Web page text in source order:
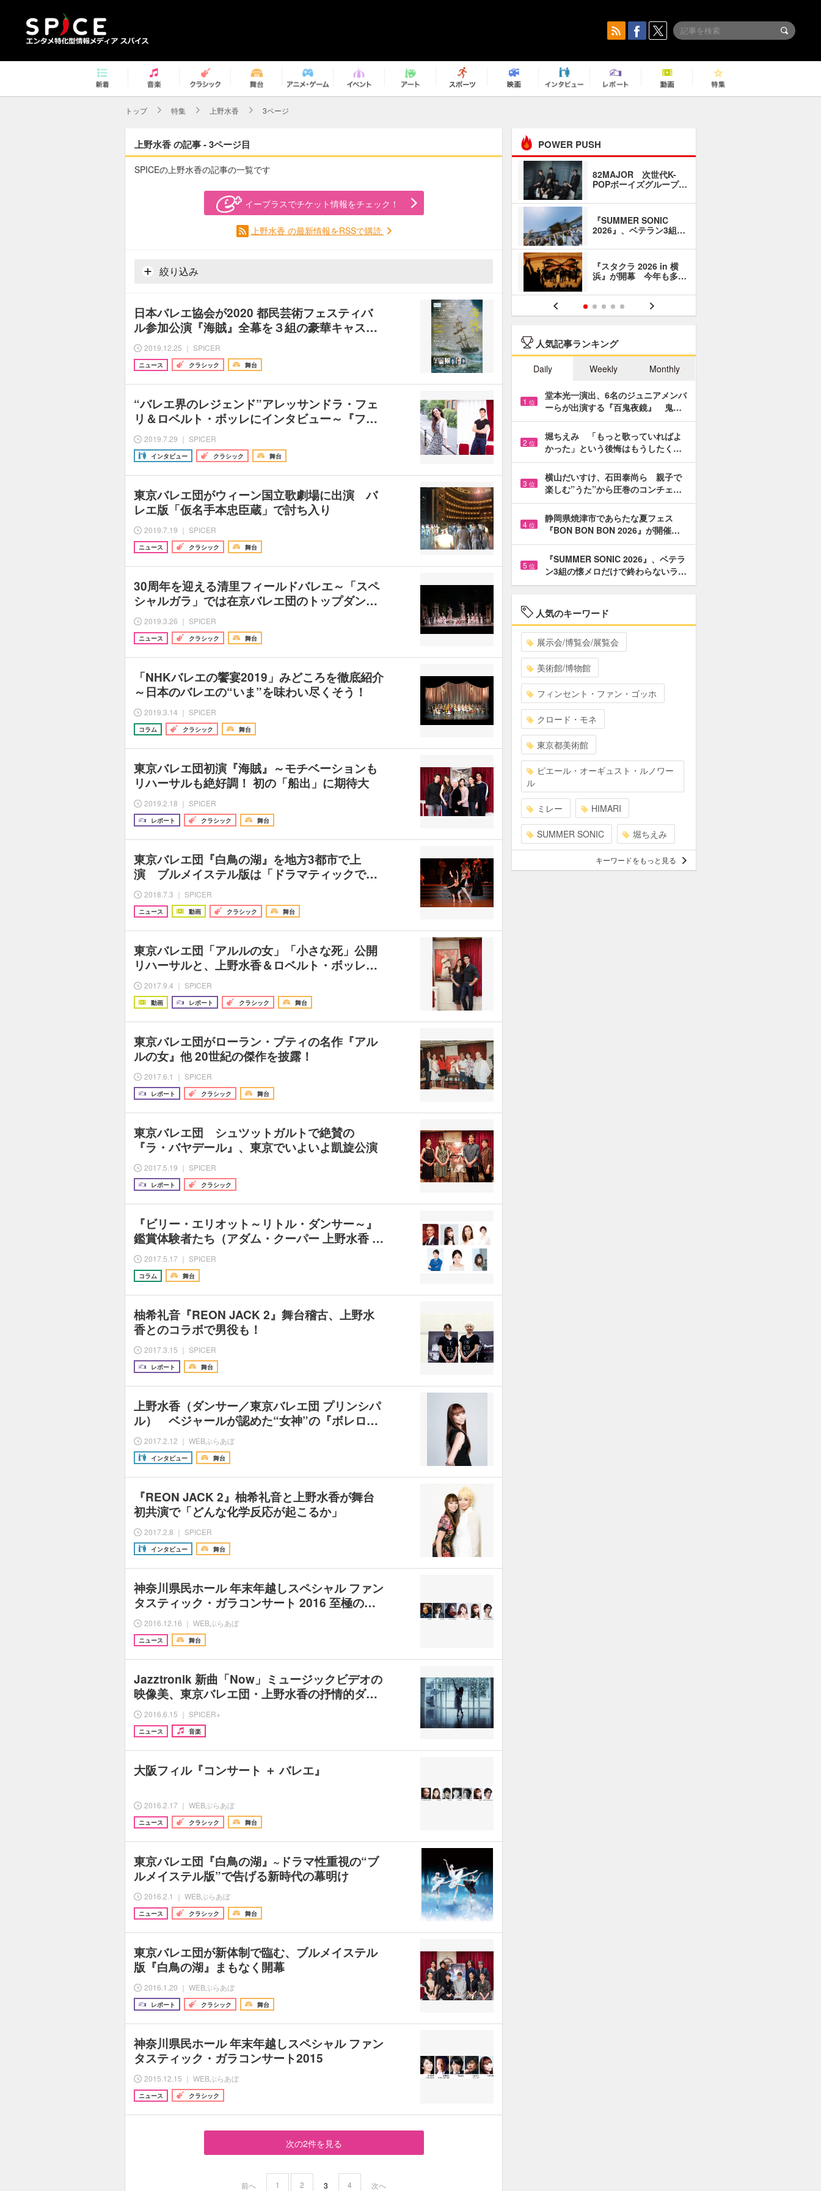
トップ 特集 上野水香 3ページ
上野水香 の記事 - 3ページ目
SPICEの上野水香の記事の一覧です
イープラスでチケット情報をチェック！
上野水香 の最新情報をRSSで購読
絞り込み
日本バレエ協会が2020 都民芸術フェスティバ
ル参加公演『海賊』全幕を３組の豪華キャス…
2019.12.25 ｜ SPICER
ニュース クラシック 舞台
“バレエ界のレジェンド”アレッサンドラ・フェ
リ＆ロベルト・ボッレにインタビュー～『フ…
2019.7.29 ｜ SPICER
インタビュー クラシック 舞台
東京バレエ団がウィーン国立歌劇場に出演 バ
レエ版「仮名手本忠臣蔵」で討ち入り
2019.7.19 ｜ SPICER
ニュース クラシック 舞台
30周年を迎える清里フィールドバレエ～「スペ
シャルガラ」では在京バレエ団のトップダン…
2019.3.26 ｜ SPICER
ニュース クラシック 舞台
「NHKバレエの饗宴2019」みどころを徹底紹介
～日本のバレエの“いま”を味わい尽くそう！
2019.3.14 ｜ SPICER
コラム クラシック 舞台
東京バレエ団初演『海賊』～モチベーションも
リハーサルも絶好調！ 初の「船出」に期待大
2019.2.18 ｜ SPICER
レポート クラシック 舞台
東京バレエ団『白鳥の湖』を地方3都市で上
演 ブルメイステル版は「ドラマティックで…
2018.7.3 ｜ SPICER
ニュース 動画 クラシック 舞台
東京バレエ団「アルルの女」「小さな死」公開
リハーサルと、上野水香＆ロベルト・ボッレ…
2017.9.4 ｜ SPICER
動画 レポート クラシック 舞台
東京バレエ団がローラン・プティの名作『アル
ルの女』他 20世紀の傑作を披露！
2017.6.1 ｜ SPICER
レポート クラシック 舞台
東京バレエ団 シュツットガルトで絶賛の
『ラ・バヤデール』、東京でいよいよ凱旋公演
2017.5.19 ｜ SPICER
レポート クラシック
『ビリー・エリオット～リトル・ダンサー～』
鑑賞体験者たち（アダム・クーパー 上野水香 …
2017.5.17 ｜ SPICER
コラム 舞台
柚希礼音『REON JACK 2』舞台稽古、上野水
香とのコラボで男役も！
2017.3.15 ｜ SPICER
レポート 舞台
上野水香（ダンサー／東京バレエ団 プリンシパ
ル） ベジャールが認めた“女神”の『ボレロ…
2017.2.12 ｜ WEBぶらあぼ
インタビュー 舞台
『REON JACK 2』柚希礼音と上野水香が舞台
初共演で「どんな化学反応が起こるか」
2017.2.8 ｜ SPICER
インタビュー 舞台
神奈川県民ホール 年末年越しスペシャル ファン
タスティック・ガラコンサート 2016 至極の…
2016.12.16 ｜ WEBぶらあぼ
ニュース 舞台
Jazztronik 新曲「Now」ミュージックビデオの
映像美、東京バレエ団・上野水香の抒情的ダ…
2016.6.15 ｜ SPICER+
ニュース 音楽
大阪フィル『コンサート ＋ バレエ』
2016.2.17 ｜ WEBぶらあぼ
ニュース クラシック 舞台
東京バレエ団『白鳥の湖』~ドラマ性重視の“ブ
ルメイステル版”で告げる新時代の幕明け
2016.2.1 ｜ WEBぶらあぼ
ニュース クラシック 舞台
東京バレエ団が新体制で臨む、ブルメイステル
版『白鳥の湖』まもなく開幕
2016.1.20 ｜ WEBぶらあぼ
レポート クラシック 舞台
神奈川県民ホール 年末年越しスペシャル ファン
タスティック・ガラコンサート2015
2015.12.15 ｜ WEBぶらあぼ
ニュース クラシック
次の2件を見る
前へ 1 2 3 4 次へ
POWER PUSH
82MAJOR 次世代K-
POPボーイズグループ…
『SUMMER SONIC
2026』、ベテラン3組…
『スタクラ 2026 in 横
浜』が開幕 今年も多…
人気記事ランキング
Daily Weekly Monthly
1 位
堂本光一演出、6名のジュニアメンバ
ーらが出演する『百鬼夜鏡』 鬼…
2 位
堀ちえみ 「もっと歌っていればよ
かった」という後悔はもうしたく…
3 位
横山だいすけ、石田泰尚ら 親子で
楽しむ”うた”から圧巻のコンチェ…
4 位
静岡県焼津市であらたな夏フェス
『BON BON BON 2026』が開催…
5 位
『SUMMER SONIC 2026』、ベテラ
ン3組の懐メロだけで終わらないラ…
人気のキーワード
展示会/博覧会/展覧会
美術館/博物館
フィンセント・ファン・ゴッホ
クロード・モネ
東京都美術館
ピエール・オーギュスト・ルノワー
ル
ミレー HIMARI
SUMMER SONIC 堀ちえみ
キーワードをもっと見る